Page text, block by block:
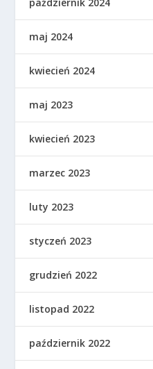
maj 2024
kwiecień 2024
maj 2023
kwiecień 2023
marzec 2023
luty 2023
styczeń 2023
grudzień 2022
listopad 2022
październik 2022